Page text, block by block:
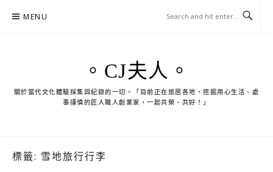
MENU
。CJ夫人。
關於當代文化體驗採集與紀錄的一切。「目前正在旅居各地，挖掘用心生活、處
事謹慎的匠人職人創業家，一起共榮、共好！」
標籤: 雪地旅行行李